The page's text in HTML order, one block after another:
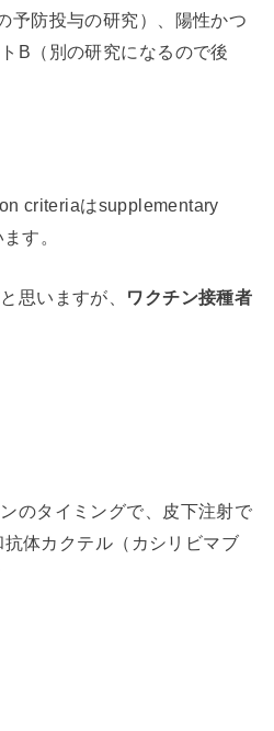
予防投与の研究）、陽性かつ
B（別の研究になるので後
criteriaはsupplementary
す。
思いますが、 ワクチン接種者
のタイミングで、皮下注射で
体カクテル（カシリビマブ